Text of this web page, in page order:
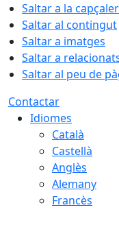
Saltar a la
Saltar al contingut
Saltar a imatges
Saltar a
Saltar al peu de
Contactar
Idiomes
Català
Castellà
Anglès
Alemany
Francès